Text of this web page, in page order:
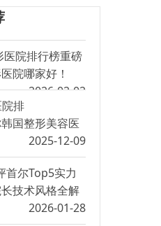
院排行榜重磅
院哪家好！
2026-02-02
排
国整形美容医
2025-12-09
首尔Top5实力
技术风格全解
2026-01-28